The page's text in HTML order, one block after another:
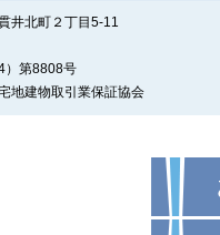
井北町２丁目5-11
）第8808号
地建物取引業保証協会